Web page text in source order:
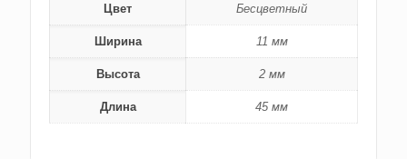
Цвет Бесцветный
Ширина 11 мм
Высота 2 мм
Длина 45 мм